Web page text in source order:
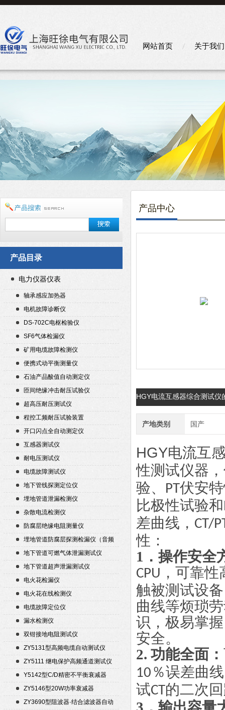
网站首页 关于我们
产品目录
电力仪器仪表
轴承感应加热器
电机故障诊断仪
DS-702C电枢检验仪
SF6气体检漏仪
矿用电缆故障检测仪
便携式动平衡测量仪
石油产品酸值自动测定仪
匝间绝缘冲击耐压试验仪
超高压耐压测试仪
程控工频耐压试验装置
开口闪点全自动测定仪
互感器测试仪
耐电压测试仪
电缆故障测试仪
地下管线探测定位仪
埋地管道泄漏检测仪
杂散电流检测仪
防腐层绝缘电阻测量仪
埋地管道防腐层探测检漏仪（音频
检漏仪）
地下管道可燃气体泄漏测试仪
地下管道超声泄漏测试仪
电火花检漏仪
电火花在线检测仪
电缆故障定位仪
漏水检测仪
双钳接地电阻测试仪
ZY5131型高频电缆自动测试仪
ZY5111 继电保护高频通道测试仪
Y5142型C/D精密不平衡衰减器
（50Ω）
ZY5146型20W功率衰减器
ZY3690型阻波器·结合滤波器自动
产品中心
HGY电流互感器综合测试仪
产地类别 国产
HGY电流互
性测试仪器
验、
PT伏安
比极性试验和
差曲线， CT/
性：
1．操作安全
CPU ，可靠
触被测试设
曲线等烦琐
识，极易掌
安全。
2. 功能全面：
10 ％误差曲
试CT 的二次